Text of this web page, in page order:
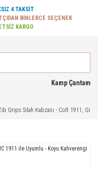
4 TAKSİT
BİNLERCE SEÇENEK
KARGO
Kamp Çantam
Grips Silah Kabzası - Colt 1911,